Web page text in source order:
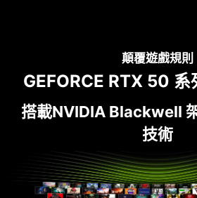
顛覆遊戲規則
GEFORCE RTX 50 系
搭載NVIDIA Blackwell
技術